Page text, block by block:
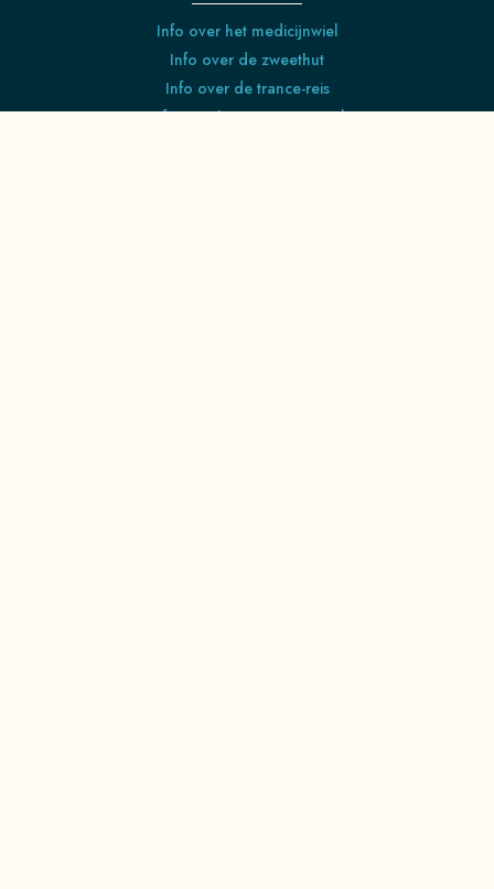
Info over het medicijnwiel
Info over de zweethut
Info over de trance-reis
Info over het stervensritueel